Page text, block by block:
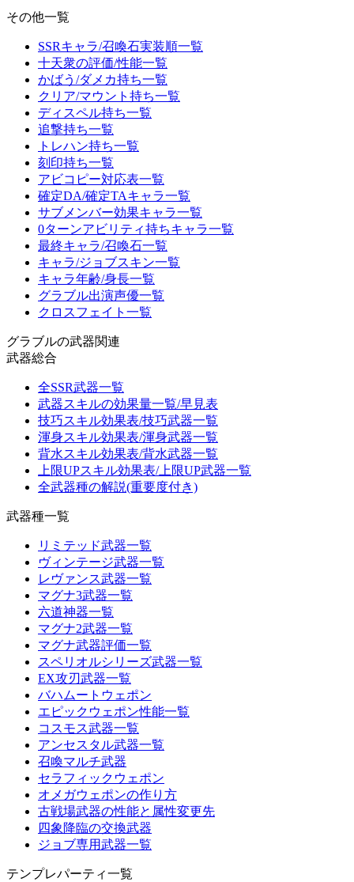
その他一覧
SSRキャラ/召喚石実装順一覧
十天衆の評価/性能一覧
かばう/ダメカ持ち一覧
クリア/マウント持ち一覧
ディスペル持ち一覧
追撃持ち一覧
トレハン持ち一覧
刻印持ち一覧
アビコピー対応表一覧
確定DA/確定TAキャラ一覧
サブメンバー効果キャラ一覧
0ターンアビリティ持ちキャラ一覧
最終キャラ/召喚石一覧
キャラ/ジョブスキン一覧
キャラ年齢/身長一覧
グラブル出演声優一覧
クロスフェイト一覧
グラブルの武器関連
武器総合
全SSR武器一覧
武器スキルの効果量一覧/早見表
技巧スキル効果表/技巧武器一覧
渾身スキル効果表/渾身武器一覧
背水スキル効果表/背水武器一覧
上限UPスキル効果表/上限UP武器一覧
全武器種の解説(重要度付き)
武器種一覧
リミテッド武器一覧
ヴィンテージ武器一覧
レヴァンス武器一覧
マグナ3武器一覧
六道神器一覧
マグナ2武器一覧
マグナ武器評価一覧
スペリオルシリーズ武器一覧
EX攻刃武器一覧
バハムートウェポン
エピックウェポン性能一覧
コスモス武器一覧
アンセスタル武器一覧
召喚マルチ武器
セラフィックウェポン
オメガウェポンの作り方
古戦場武器の性能と属性変更先
四象降臨の交換武器
ジョブ専用武器一覧
テンプレパーティ一覧